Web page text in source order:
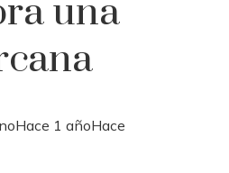
una
Hace 1 añoHace